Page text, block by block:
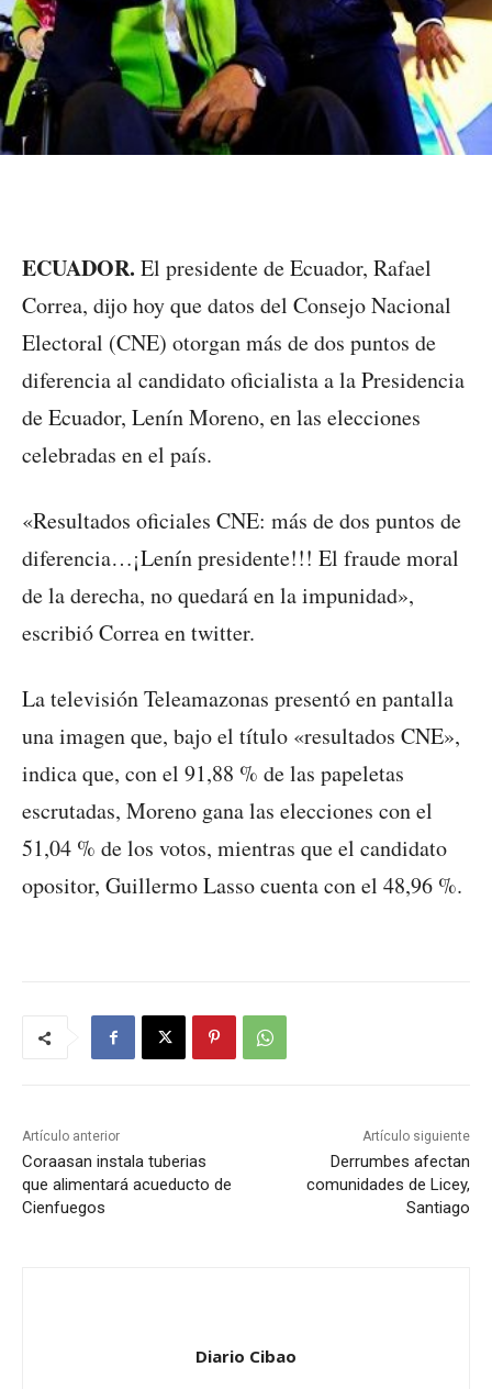
ECUADOR. El presidente de Ecuador, Rafael
Correa, dijo hoy que datos del Consejo Nacional
Electoral (CNE) otorgan más de dos puntos de
diferencia al candidato oficialista a la Presidencia
de Ecuador, Lenín Moreno, en las elecciones
celebradas en el país.
«Resultados oficiales CNE: más de dos puntos de
diferencia…¡Lenín presidente!!! El fraude moral
de la derecha, no quedará en la impunidad»,
escribió Correa en twitter.
La televisión Teleamazonas presentó en pantalla
una imagen que, bajo el título «resultados CNE»,
indica que, con el 91,88 % de las papeletas
escrutadas, Moreno gana las elecciones con el
51,04 % de los votos, mientras que el candidato
opositor, Guillermo Lasso cuenta con el 48,96 %.
Artículo anterior
Coraasan instala tuberias
que alimentará acueducto de
Cienfuegos
Artículo siguiente
Derrumbes afectan
comunidades de Licey,
Santiago
Diario Cibao